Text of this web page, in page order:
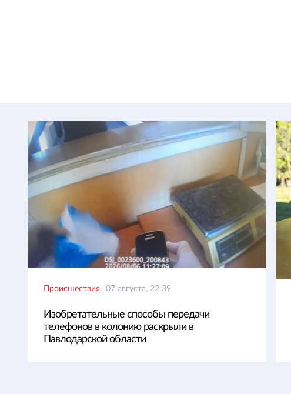
Происшествия 07 августа, 22:39
Изобретательные способы передачи
телефонов в колонию раскрыли в
Павлодарской области